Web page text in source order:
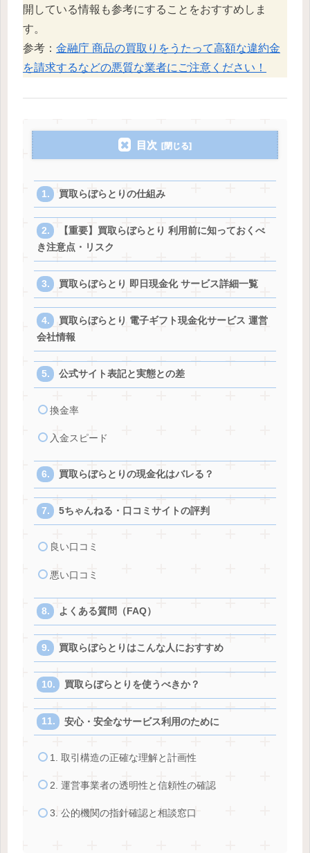
開している情報も参考にすることをおすすめしま
す。
参考： 金融庁 商品の買取りをうたって高額な違約金
を請求するなどの悪質な業者にご注意ください！
目次
買取らぼらとりの仕組み
【重要】買取らぼらとり 利用前に知っておくべ
き注意点・リスク
買取らぼらとり 即日現金化 サービス詳細一覧
買取らぼらとり 電子ギフト現金化サービス 運営
会社情報
公式サイト表記と実態との差
換金率
入金スピード
買取らぼらとりの現金化はバレる？
5ちゃんねる・口コミサイトの評判
良い口コミ
悪い口コミ
よくある質問（FAQ）
買取らぼらとりはこんな人におすすめ
買取らぼらとりを使うべきか？
安心・安全なサービス利用のために
1. 取引構造の正確な理解と計画性
2. 運営事業者の透明性と信頼性の確認
3. 公的機関の指針確認と相談窓口